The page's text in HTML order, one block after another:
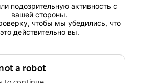
подозрительную активность с
вашей стороны.
чтобы мы убедились, что
это действительно вы.